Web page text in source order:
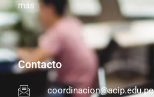
más
Contacto
coordinacion@acip.edu.pe